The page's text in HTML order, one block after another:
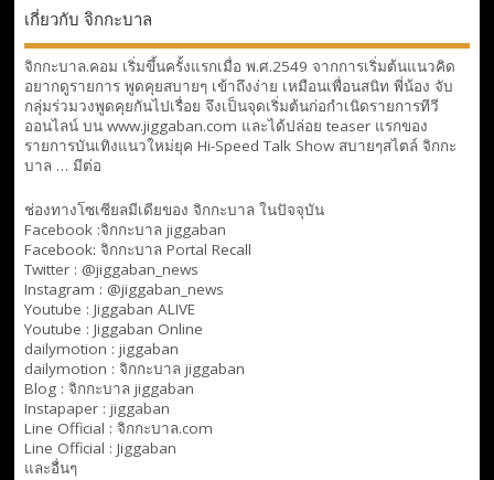
เกี่ยวกับ จิกกะบาล
จิกกะบาล.คอม เริ่มขึ้นครั้งแรกเมื่อ พ.ศ.2549 จากการเริ่มต้นแนวคิด
อยากดูรายการ พูดคุยสบายๆ เข้าถึงง่าย เหมือนเพื่อนสนิท พี่น้อง จับ
กลุ่มร่วมวงพูดคุยกันไปเรื่อย จึงเป็นจุดเริ่มต้นก่อกำเนิดรายการทีวี
ออนไลน์ บน www.jiggaban.com และได้ปล่อย teaser แรกของ
รายการบันเทิงแนวใหม่ยุค Hi-Speed Talk Show สบายๆสไตล์ จิกกะ
บาล … มีต่อ
ช่องทางโซเซียลมีเดียของ จิกกะบาล ในปัจจุบัน
Facebook :จิกกะบาล jiggaban
Facebook: จิกกะบาล Portal Recall
Twitter : @jiggaban_news
Instagram : @jiggaban_news
Youtube : Jiggaban ALIVE
Youtube : Jiggaban Online
dailymotion : jiggaban
dailymotion : จิกกะบาล jiggaban
Blog : จิกกะบาล jiggaban
Instapaper : jiggaban
Line Official : จิกกะบาล.com
Line Official : Jiggaban
และอื่นๆ